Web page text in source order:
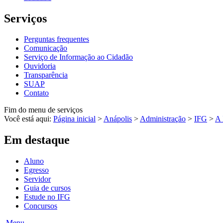
Serviços
Perguntas frequentes
Comunicação
Serviço de Informação ao Cidadão
Ouvidoria
Transparência
SUAP
Contato
Fim do menu de serviços
Você está aqui: Página inicial >Anápolis >Administração > IFG >A
Em destaque
Aluno
Egresso
Servidor
Guia de cursos
Estude no IFG
Concursos